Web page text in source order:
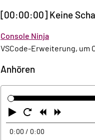
[00:00:00] Keine
Console Ninja
VSCode-Erweiterung, um
Anhören
Abspielen
Neustart
Zurück
0:00 / 0:00